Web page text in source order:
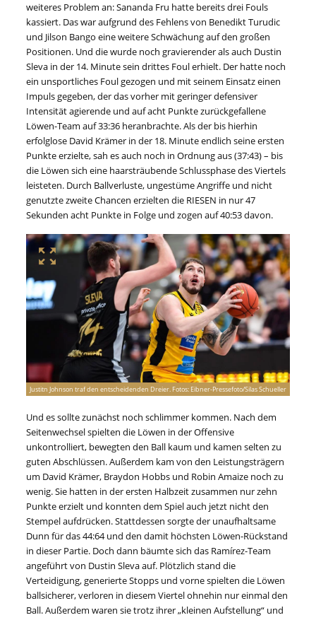
weiteres Problem an: Sananda Fru hatte bereits drei Fouls
kassiert. Das war aufgrund des Fehlens von Benedikt Turudic
und Jilson Bango eine weitere Schwächung auf den großen
Positionen. Und die wurde noch gravierender als auch Dustin
Sleva in der 14. Minute sein drittes Foul erhielt. Der hatte noch
ein unsportliches Foul gezogen und mit seinem Einsatz einen
Impuls gegeben, der das vorher mit geringer defensiver
Intensität agierende und auf acht Punkte zurückgefallene
Löwen-Team auf 33:36 heranbrachte. Als der bis hierhin
erfolglose David Krämer in der 18. Minute endlich seine ersten
Punkte erzielte, sah es auch noch in Ordnung aus (37:43) – bis
die Löwen sich eine haarsträubende Schlussphase des Viertels
leisteten. Durch Ballverluste, ungestüme Angriffe und nicht
genutzte zweite Chancen erzielten die RIESEN in nur 47
Sekunden acht Punkte in Folge und zogen auf 40:53 davon.
Justitn Johnson traf den entscheidenden Dreier. Fotos: Eibner-Pressefoto/Silas Schueller
Und es sollte zunächst noch schlimmer kommen. Nach dem
Seitenwechsel spielten die Löwen in der Offensive
unkontrolliert, bewegten den Ball kaum und kamen selten zu
guten Abschlüssen. Außerdem kam von den Leistungsträgern
um David Krämer, Braydon Hobbs und Robin Amaize noch zu
wenig. Sie hatten in der ersten Halbzeit zusammen nur zehn
Punkte erzielt und konnten dem Spiel auch jetzt nicht den
Stempel aufdrücken. Stattdessen sorgte der unaufhaltsame
Dunn für das 44:64 und den damit höchsten Löwen-Rückstand
in dieser Partie. Doch dann bäumte sich das Ramírez-Team
angeführt von Dustin Sleva auf. Plötzlich stand die
Verteidigung, generierte Stopps und vorne spielten die Löwen
ballsicherer, verloren in diesem Viertel ohnehin nur einmal den
Ball. Außerdem waren sie trotz ihrer „kleinen Aufstellung“ und